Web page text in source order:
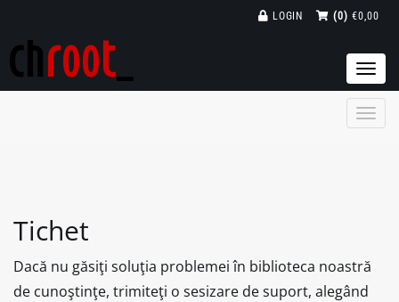
(0) €0,00
LOGIN
Tichet
Dacă nu găsiţi soluţia problemei în biblioteca noastră
de cunoştinţe, trimiteţi o sesizare de suport, alegând